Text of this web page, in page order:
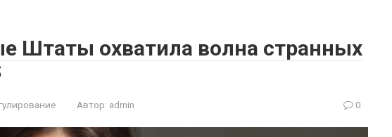
Штаты охватила волна странных
Автор: admin 0